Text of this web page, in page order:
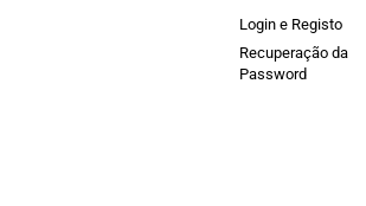
Login e Registo
Recuperação da
Password